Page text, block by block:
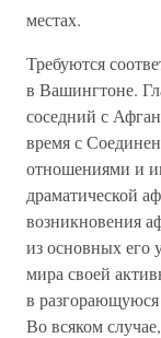
местах.
Требуются
в Вашингтоне.
соседний с
время с
отношениями и
драматической
возникновения
из основных его
мира своей
в
Во всяком